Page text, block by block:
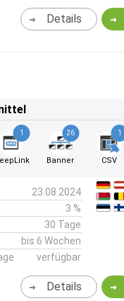
Details
1 26
Banner
1
CSV
23.08.2024
3 %
30 Tage
bis 6 Wochen
verfügbar
Details